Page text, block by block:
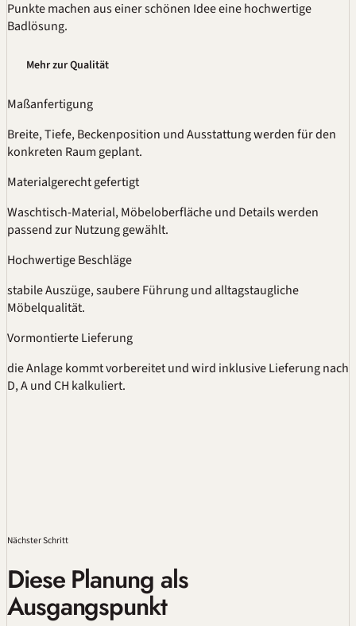
Punkte machen aus einer schönen Idee eine hochwertige
Badlösung.
Mehr zur Qualität
Maßanfertigung
Breite, Tiefe, Beckenposition und Ausstattung werden für den
konkreten Raum geplant.
Materialgerecht gefertigt
Waschtisch-Material, Möbeloberfläche und Details werden
passend zur Nutzung gewählt.
Hochwertige Beschläge
stabile Auszüge, saubere Führung und alltagstaugliche
Möbelqualität.
Vormontierte Lieferung
die Anlage kommt vorbereitet und wird inklusive Lieferung nach
D, A und CH kalkuliert.
Nächster Schritt
Diese Planung als
Ausgangspunkt